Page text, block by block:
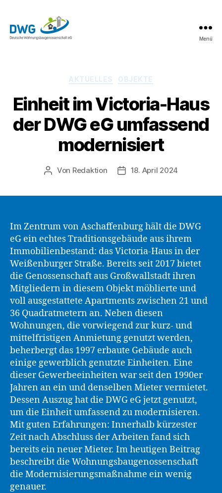
Menü
Kategorien
AKTUELLES OBJEKTE
Einheit im Victoria-Haus
der DWG eG umfassend
modernisiert
Beitragsautor
Von Redaktion Beitragsdatum
18. April 2024
Im Zentrum von Aschaffenburg hält die DWG
eG ein echtes Traditionsgebäude aus ihrem
Immobilienbestand: das Victoria-Haus in der
Weißenburger Straße. Bereits seit 2017 bietet
die Genossenschaft aus Großwallstadt ihren
Mitgliedern in diesem Objekt möblierte und
voll ausgestattete Apartments zwischen 21 und
36 Quadratmetern an. Neben diesen
Wohnungen, die vorwiegend zur kurz- und
mittelfristigen Anmietung genutzt werden,
beherbergt das 1997 erbaute Gebäude auch
einige gewerblich genutzte Einheiten. Eine
dieser Gewerbeeinheiten war seit den 1990er
Jahren an ein und denselben Mieter vermietet.
Dessen Auszug hat die DWG eG jetzt genutzt,
um die Einheit umfassend zu modernisieren.
Mit guten Erfahrungen: Innerhalb kürzester
Zeit nach Abschluss der Arbeiten fand sich
bereits ein neuer Mieter. Im heutigen Beitrag
beschreibt die Wohnungsbaugenossenschaft
die Modernisierungsmaßnahme ein wenig
genauer.